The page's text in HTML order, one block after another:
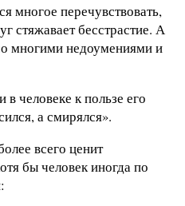
многое перечувствовать,
стяжавает бесстрастие. А
многими недоумениями и
в человеке к пользе его
а смирялся».
всего ценит
бы человек иногда по